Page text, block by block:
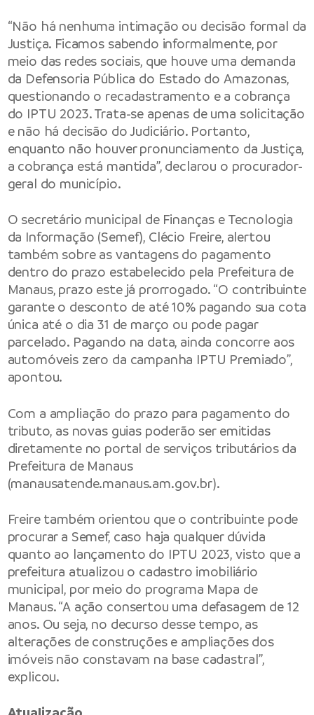
“Não há nenhuma intimação ou decisão formal da
Justiça. Ficamos sabendo informalmente, por
meio das redes sociais, que houve uma demanda
da Defensoria Pública do Estado do Amazonas,
questionando o recadastramento e a cobrança
do IPTU 2023. Trata-se apenas de uma solicitação
e não há decisão do Judiciário. Portanto,
enquanto não houver pronunciamento da Justiça,
a cobrança está mantida”, declarou o procurador-
geral do município.
O secretário municipal de Finanças e Tecnologia
da Informação (Semef), Clécio Freire, alertou
também sobre as vantagens do pagamento
dentro do prazo estabelecido pela Prefeitura de
Manaus, prazo este já prorrogado. “O contribuinte
garante o desconto de até 10% pagando sua cota
única até o dia 31 de março ou pode pagar
parcelado. Pagando na data, ainda concorre aos
automóveis zero da campanha IPTU Premiado”,
apontou.
Com a ampliação do prazo para pagamento do
tributo, as novas guias poderão ser emitidas
diretamente no portal de serviços tributários da
Prefeitura de Manaus
(manausatende.manaus.am.gov.br).
Freire também orientou que o contribuinte pode
procurar a Semef, caso haja qualquer dúvida
quanto ao lançamento do IPTU 2023, visto que a
prefeitura atualizou o cadastro imobiliário
municipal, por meio do programa Mapa de
Manaus. “A ação consertou uma defasagem de 12
anos. Ou seja, no decurso desse tempo, as
alterações de construções e ampliações dos
imóveis não constavam na base cadastral”,
explicou.